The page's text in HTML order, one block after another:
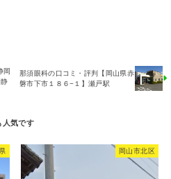
岡
那須眼科の口コミ・評判【岡山県赤
磐市下市１８６−１】瀬戸駅
岡山市北区